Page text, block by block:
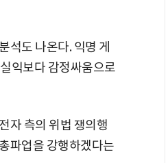
석도 나온다. 익명 게
익보다 감정싸움으로
자 측의 위법 쟁의행
파업을 강행하겠다는